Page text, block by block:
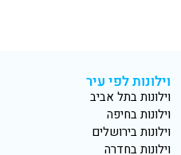
וילונות לפי עיר
וילונות בתל אביב
וילונות בחיפה
וילונות בירושלים
וילונות בחדרה